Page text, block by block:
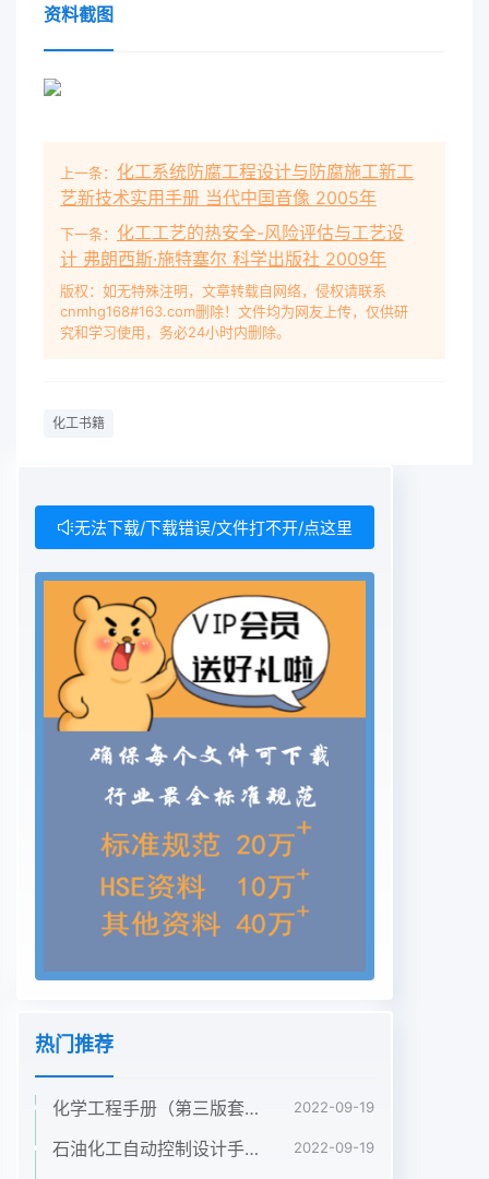
省略了一些公式的推导过程，对设计计算最常用的公
参加本书编写工作的有:沈阳铝镁设计院厉衡隆（执
儒。编写过程中，进行了现场调查研究，征求了各方
面的意见，对结构参数作了统计分析。后来还召开了
有使用厂、制造厂、设计研究院和大专院校等单位的
工人、于部、技术人员、艺师参加的“三结合”初稿审
查会议。根
第一概论….....- .......…...…..…..--.
….er-.出……·P…-………..出……世·.….-……..-16
…·.…·….…………-31第二节篙体载荷计算……...-..-.-.…
·….---………--……..-……-…45第三节﹐筒体弩矩与应
力计算……………....**.….·…*.社…·……....…………51第四
节︰简体变形计算…….…...-..….·…..".……-····.…·-…"…
·…·…………-68第五节︰筒体安装尺寸计算……..….
……….……·…….-….……………-…--72第六节―筒体轴
线的测量与找正…... *.."·......·..…………"…….o……75第
三章滚圈….....….....….….....….·…..….......…....…..
…..-..r………82第一节滚圈结构型式…….…-...........-….
….……·…..…r.………-.".·.分.…·…82第二节滚圈的设计
与计算…………....--·..…·-.--.·….…….…·…………-…….
………--87第四章︰支承装…….…...--..............…----...
…..….--…………………--101第~节︰支承装置结构型
式………...…...…...…·….--...·---.………r-- 101第二节 托
轮的调整……-.......…*·…··*..s...·……..….… .106第三节
支承装置受力分析………..…....-·….-.…..-.-.-…·---.……-
- 111第四节︰托轮与轴承的设计…·…..s.…. …·..….·….
计……….....…··…...…..…....…....……·.…136第六节液压
挡轮·
第五章﹐传动装置.....…........….…........….·-..…··-".-
·…"……145第一节传动型式与电动机选型……..…..
资料截图
上一条： 化工系统防腐工程设计与防腐施工新工
艺新技术实用手册 当代中国音像 2005年
下一条： 化工工艺的热安全-风险评估与工艺设
计 弗朗西斯·施特塞尔 科学出版社 2009年
版权：如无特殊注明，文章转载自网络，侵权请联系
cnmhg168#163.com删除！文件均为网友上传，仅供研
究和学习使用，务必24小时内删除。
化工书籍
无法下载/下载错误/文件打不开/点这里
热门推荐
化学工程手册（第三版套装5册第1卷2卷3卷4卷5卷）袁渭康 王静康 费维扬 欧阳平凯 著 2022-09-19
石油化工自动控制设计手册（第四版） 黄步余 化工出版社 2020年 2022-09-19